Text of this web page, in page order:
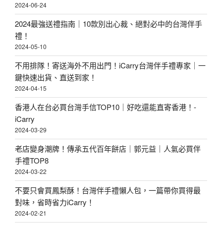
2024-06-24
2024最強送禮指南｜10款別出心裁、絕對必中的台灣伴手
禮！
2024-05-10
不用排隊！寄送海外不用出門！iCarry台灣伴手禮專家｜一
鍵快速出貨、直送到家！
2024-04-15
香港人在台必買台灣手信TOP10｜好吃還能直寄香港！-
iCarry
2024-03-29
老店變身潮牌！傳承五代百年餅店｜郭元益｜人氣必買伴
手禮TOP8
2024-03-22
不要只會買鳳梨酥！台灣伴手禮懶人包，一篇帶你買得最
對味，省時省力iCarry！
2024-02-21